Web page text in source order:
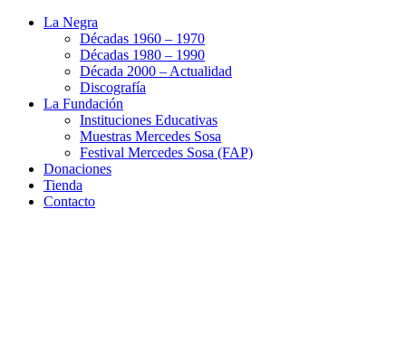
La Negra
Décadas 1960 – 1970
Décadas 1980 – 1990
Década 2000 – Actualidad
Discografía
La Fundación
Instituciones Educativas
Muestras Mercedes Sosa
Festival Mercedes Sosa (FAP)
Donaciones
Tienda
Contacto